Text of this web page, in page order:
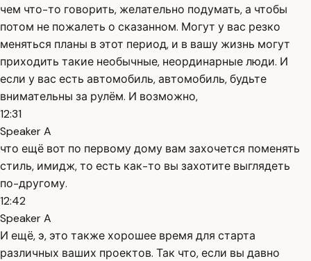
чем что-то говорить, желательно подумать, а чтобы
потом не пожалеть о сказанном. Могут у вас резко
меняться планы в этот период, и в вашу жизнь могут
приходить такие необычные, неординарные люди. И
если у вас есть автомобиль, автомобиль, будьте
внимательны за рулём. И возможно,
12:31
Speaker A
что ещё вот по первому дому вам захочется поменять
стиль, имидж, то есть как-то вы захотите выглядеть
по-другому.
12:42
Speaker A
И ещё, э, это также хорошее время для старта
различных ваших проектов. Так что, если вы давно